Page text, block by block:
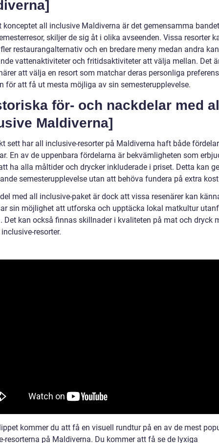
konceptet all inclusive Maldiverna är det gemensamma
skiljer de sig åt i olika avseenden. Vissa resorter
restaurangalternativ och en bredare meny medan andra
vattenaktiviteter och fritidsaktiviteter att välja mellan. Det
att välja en resort som matchar deras personliga
för att få ut mesta möjliga av sin semesterupplevelse.
för- och nackdelar med
Maldiverna]
sett har all inclusive-resorter på Maldiverna haft både
En av de uppenbara fördelarna är bekvämligheten som
ha alla måltider och drycker inkluderade i priset. Detta kan
semesterupplevelse utan att behöva fundera på extra
med all inclusive-paket är dock att vissa resenärer kan
sin möjlighet att utforska och upptäcka lokal matkultur
Det kan också finnas skillnader i kvaliteten på mat och dryck
resorter.
kommer du att få en visuell rundtur på en av de mest
resorterna på Maldiverna. Du kommer att få se de lyxiga